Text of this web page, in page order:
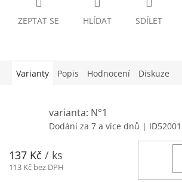
ZEPTAT SE HLÍDAT SDÍLET
Varianty Popis Hodnocení Diskuze
varianta: N°1
Dodání za 7 a více dnů | ID52001
137 Kč / ks
113 Kč bez DPH